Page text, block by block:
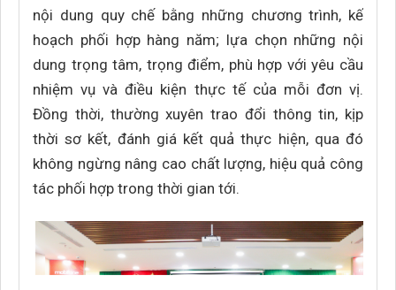
nội dung quy chế bằng những chương trình, kế
hoạch phối hợp hàng năm; lựa chọn những nội
dung trọng tâm, trọng điểm, phù hợp với yêu cầu
nhiệm vụ và điều kiện thực tế của mỗi đơn vị.
Đồng thời, thường xuyên trao đổi thông tin, kịp
thời sơ kết, đánh giá kết quả thực hiện, qua đó
không ngừng nâng cao chất lượng, hiệu quả công
tác phối hợp trong thời gian tới.